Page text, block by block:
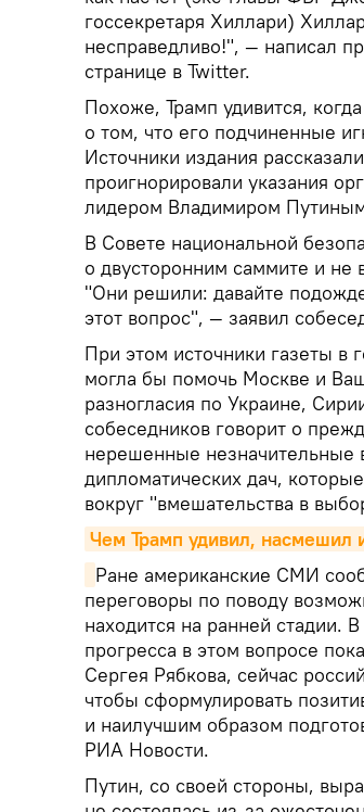
госсекретаря Хиллари)
несправедливо!", — написал
странице в Twitter.
Похоже, Трамп удивится,
о том, что его подчиненные
Источники издания
проигнорировали указания
лидером Владимиром
В Совете национальной
о двусторонним саммите и не
"Они решили: давайте
этот вопрос", — заявил
При этом источники газеты в
могла бы помочь Москве и
разногласия по Украине,
собеседников говорит о
нерешенные незначительные
дипломатических дач,
вокруг "вмешательства в
Чем Трамп удивил, насмешил
Ране американские СМИ
переговоры по поводу
находится на ранней стадии.
прогресса в этом вопросе
Сергея Рябкова, сейчас
чтобы сформулировать
и наилучшим образом
РИА Новости.
Путин, со своей стороны,